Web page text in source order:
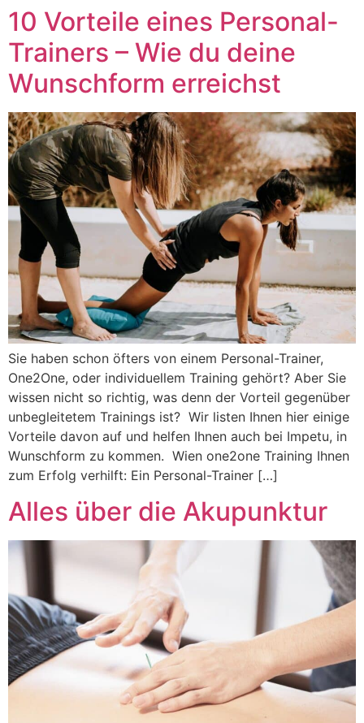
10 Vorteile eines Personal-
Trainers – Wie du deine
Wunschform erreichst
Sie haben schon öfters von einem Personal-Trainer,
One2One, oder individuellem Training gehört? Aber Sie
wissen nicht so richtig, was denn der Vorteil gegenüber
unbegleitetem Trainings ist? ‍ Wir listen Ihnen hier einige
Vorteile davon auf und helfen Ihnen auch bei Impetu, in
Wunschform zu kommen. ‍ Wien one2one Training Ihnen
zum Erfolg verhilft:‍ Ein Personal-Trainer […]
Alles über die Akupunktur